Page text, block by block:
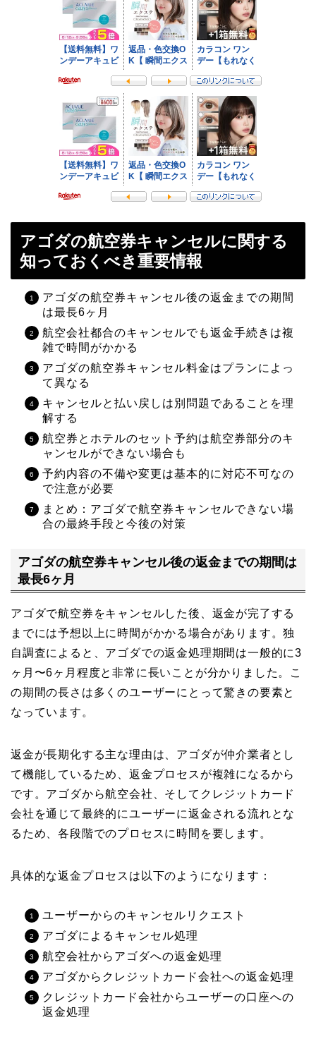
アゴダの航空券キャンセルに関する
知っておくべき重要情報
アゴダの航空券キャンセル後の返金までの期間
は最長6ヶ月
航空会社都合のキャンセルでも返金手続きは複
雑で時間がかかる
アゴダの航空券キャンセル料金はプランによっ
て異なる
キャンセルと払い戻しは別問題であることを理
解する
航空券とホテルのセット予約は航空券部分のキ
ャンセルができない場合も
予約内容の不備や変更は基本的に対応不可なの
で注意が必要
まとめ：アゴダで航空券キャンセルできない場
合の最終手段と今後の対策
アゴダの航空券キャンセル後の返金までの期間は
最長6ヶ月
アゴダで航空券をキャンセルした後、返金が完了する
までには予想以上に時間がかかる場合があります。独
自調査によると、アゴダでの返金処理期間は一般的に3
ヶ月〜6ヶ月程度と非常に長いことが分かりました。こ
の期間の長さは多くのユーザーにとって驚きの要素と
なっています。
返金が長期化する主な理由は、アゴダが仲介業者とし
て機能しているため、返金プロセスが複雑になるから
です。アゴダから航空会社、そしてクレジットカード
会社を通じて最終的にユーザーに返金される流れとな
るため、各段階でのプロセスに時間を要します。
具体的な返金プロセスは以下のようになります：
ユーザーからのキャンセルリクエスト
アゴダによるキャンセル処理
航空会社からアゴダへの返金処理
アゴダからクレジットカード会社への返金処理
クレジットカード会社からユーザーの口座への
返金処理